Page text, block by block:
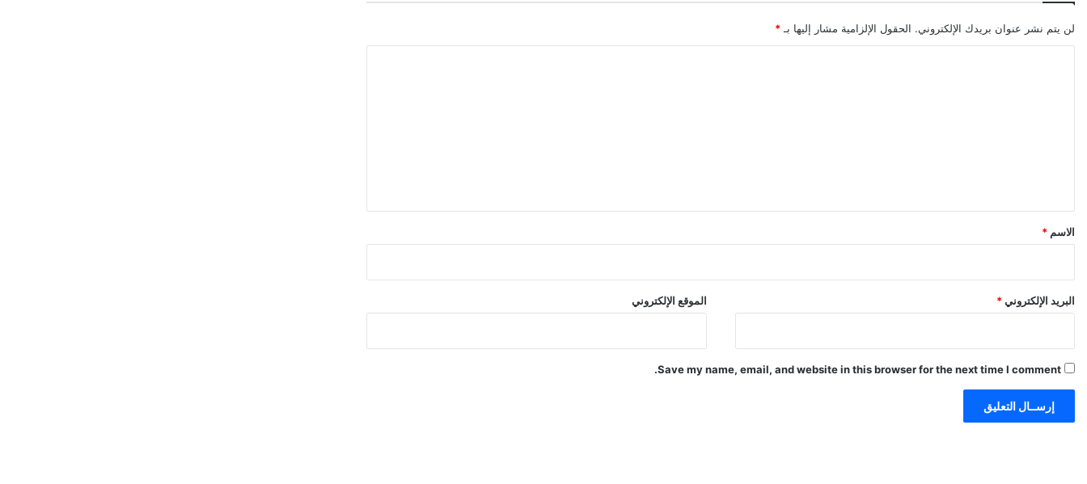
لن يتم نشر عنوان بريدك الإلكتروني. الحقول الإلزامية مشار إليها بـ *
*
الاسم *
البريد الإلكتروني* الموقع الإلكتروني
Save my name, email, and website in this browser for the next time I comment.